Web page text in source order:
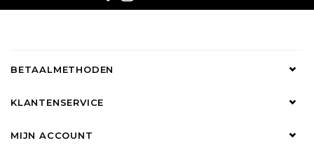
BETAALMETHODEN
KLANTENSERVICE
MIJN ACCOUNT